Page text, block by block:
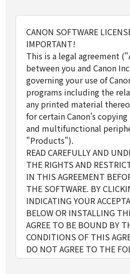
CANON SOFTWARE
IMPORTANT!
This is a legal agreement
between you and Canon
governing your use of
programs including the
any printed material
for certain Canon's
and multifunctional
"Products").
READ CAREFULLY AND
THE RIGHTS AND
IN THIS AGREEMENT
THE SOFTWARE. BY
INDICATING YOUR
BELOW OR INSTALLING
AGREE TO BE BOUND BY
CONDITIONS OF THIS
DO NOT AGREE TO THE
AND CONDITIONS OF THIS